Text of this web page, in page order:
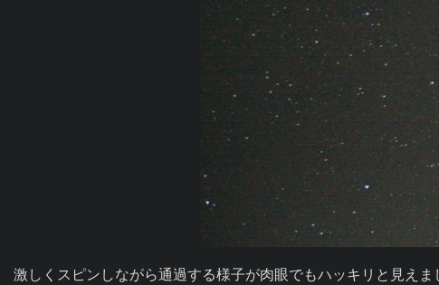
激しくスピンしながら通過する様子が肉眼でもハッキリと見えま